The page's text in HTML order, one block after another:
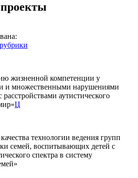
жизненной компетенции у
и множественными нарушениями
аутистического
Ц
технологии ведения групп
семей, воспитывающих детей с
спектра в систему